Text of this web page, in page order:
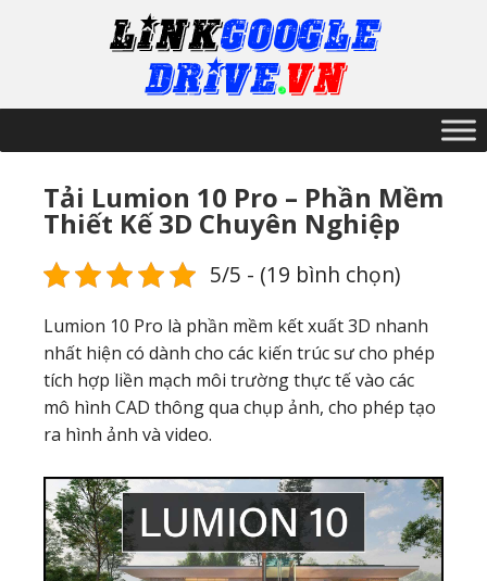
Tải Lumion 10 Pro – Phần Mềm
Thiết Kế 3D Chuyên Nghiệp
5/5 - (19 bình chọn)
Lumion 10 Pro là phần mềm kết xuất 3D nhanh
nhất hiện có dành cho các kiến trúc sư cho phép
tích hợp liền mạch môi trường thực tế vào các
mô hình CAD thông qua chụp ảnh, cho phép tạo
ra hình ảnh và video.